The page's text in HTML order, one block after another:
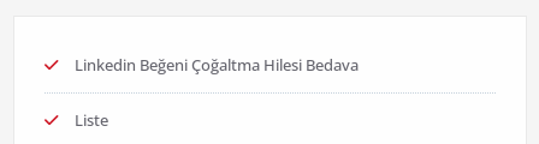
Linkedin Beğeni Çoğaltma Hilesi Bedava
Liste